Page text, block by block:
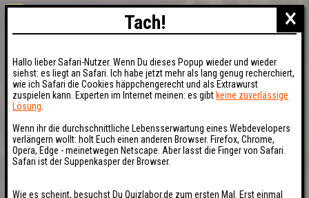
×
Tach!
Hallo lieber Safari-Nutzer. Wenn Du dieses Popup wieder und wieder
siehst: es liegt an Safari. Ich habe jetzt mehr als lang genug recherchiert,
wie ich Safari die Cookies häppchengerecht und als Extrawurst
zuspielen kann. Experten im Internet meinen: es gibt keine zuverlässige
Lösung
Wenn ihr die durchschnittliche Lebensserwartung eines Webdevelopers
verlängern wollt: holt Euch einen anderen Browser. Firefox, Chrome,
Opera, Edge - meinetwegen Netscape. Aber lasst die Finger von Safari.
Safari ist der Suppenkasper der Browser.
Wie es scheint, besuchst Du Quizlabor.de zum ersten Mal. Erst einmal